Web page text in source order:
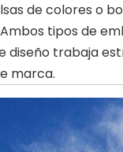
de colores o
tipos de
diseño trabaja
marca.